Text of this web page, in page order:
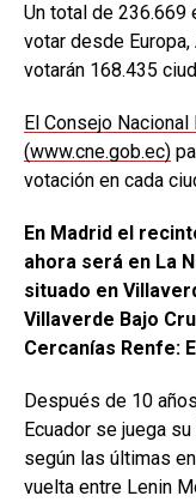
Un total de 236.669
votar desde
votarán 168.435
El Consejo
(www.cne.gob.ec)
votación en cada
En Madrid el
ahora será en La
situado en
Villaverde Bajo
Cercanías Renfe:
Después de 10
Ecuador se juega
según las últimas
vuelta entre Lenin